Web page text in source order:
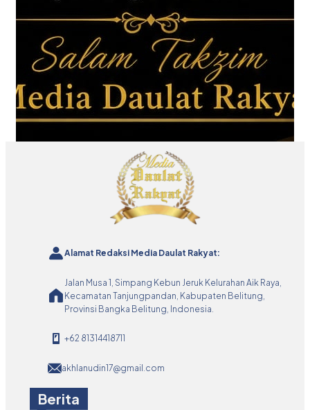
Alamat Redaksi Media Daulat Rakyat:
Jalan Musa 1, Simpang Kebun Jeruk Kelurahan Aik Raya,
Kecamatan Tanjungpandan, Kabupaten Belitung,
Provinsi Bangka Belitung, Indonesia.
+62 81314418711
akhlanudin17@gmail.com
Berita